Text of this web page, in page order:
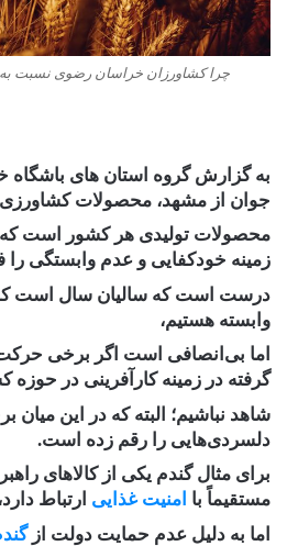
چرا کشاورزان خراسان رضوی نسبت
به گزارش گروه استان های باشگاه
جوان از مشهد، محصولات کشاورزی
محصولات تولیدی هر کشور است که
زمینه خودکفایی و عدم وابستگی را
درست است که سالیان سال است
وابسته هستیم،
اما بی‌انصافی است اگر برخی
گرفته در زمینه کارآفرینی در حوزه
شاهد نباشیم؛ البته که در این
دلسردی‌هایی را رقم زده است.
برای مثال گندم یکی از کالا‌های
مستقیماً با امنیت غذایی ارتباط
اما به دلیل عدم حمایت دولت از